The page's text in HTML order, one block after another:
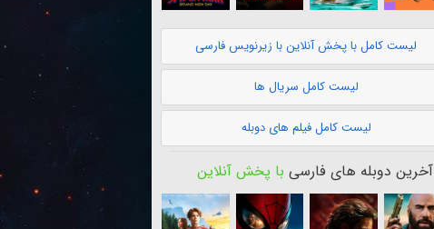
لیست کامل با پخش آنلاین با زیرنویس فارسی
لیست کامل سریال ها
لیست کامل فیلم های دوبله
آخرین دوبله های فارسی با پخش آنلاین